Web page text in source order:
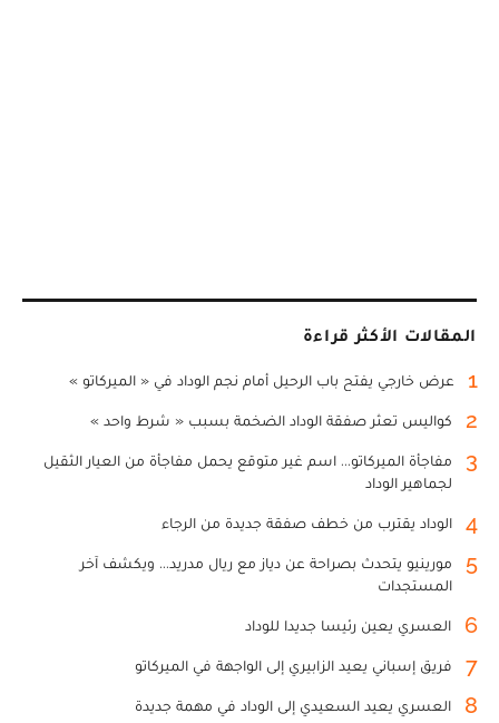
المقالات الأكثر قراءة
1 عرض خارجي يفتح باب الرحيل أمام نجم الوداد في « الميركاتو »
2 كواليس تعثر صفقة الوداد الضخمة بسبب « شرط واحد »
3
مفاجأة الميركاتو... اسم غير متوقع يحمل مفاجأة من العيار الثقيل
لجماهير الوداد
4 الوداد يقترب من خطف صفقة جديدة من الرجاء
5
مورينيو يتحدث بصراحة عن دياز مع ريال مدريد... ويكشف آخر
المستجدات
6 العسري يعين رئيسا جديدا للوداد
7 فريق إسباني يعيد الزابيري إلى الواجهة في الميركاتو
8 العسري يعيد السعيدي إلى الوداد في مهمة جديدة